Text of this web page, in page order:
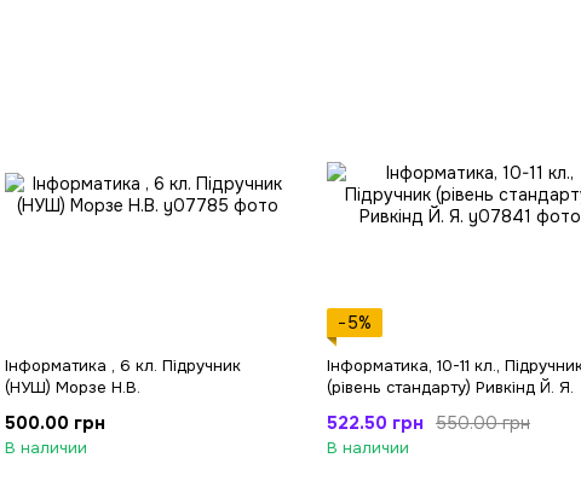
Інформатика , 6 кл. Підручник
(НУШ) Морзе Н.В.
500.00 грн
В наличии
−5%
Інформатика, 10-11 кл.,
(рівень стандарту) Ривкінд Й. Я.
550.00 грн
522.50 грн
В наличии